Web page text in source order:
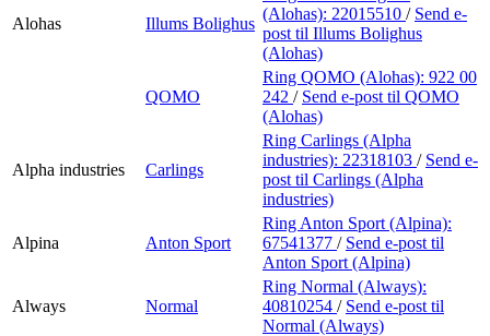
Alohas Illums Bolighus
(Alohas): 22015510 / Send e-
post til Illums Bolighus
(Alohas)
QOMO
Ring QOMO (Alohas): 922 00
242 / Send e-post til QOMO
(Alohas)
Alpha industries Carlings
Ring Carlings (Alpha
industries): 22318103 / Send e-
post til Carlings (Alpha
industries)
Alpina Anton Sport
Ring Anton Sport (Alpina):
67541377 / Send e-post til
Anton Sport (Alpina)
Always Normal
Ring Normal (Always):
40810254 / Send e-post til
Normal (Always)